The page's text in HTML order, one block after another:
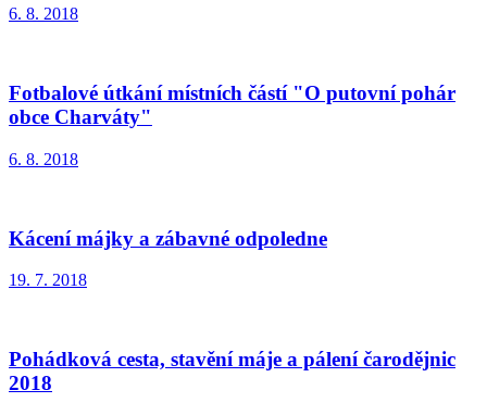
6. 8. 2018
Fotbalové útkání místních částí "O putovní pohár
obce Charváty"
6. 8. 2018
Kácení májky a zábavné odpoledne
19. 7. 2018
Pohádková cesta, stavění máje a pálení čarodějnic
2018